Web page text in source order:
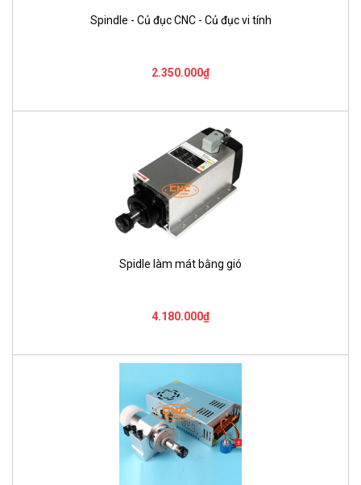
Spindle - Củ đục CNC - Củ đục vi tính
2.350.000₫
Spidle làm mát bằng gió
4.180.000₫